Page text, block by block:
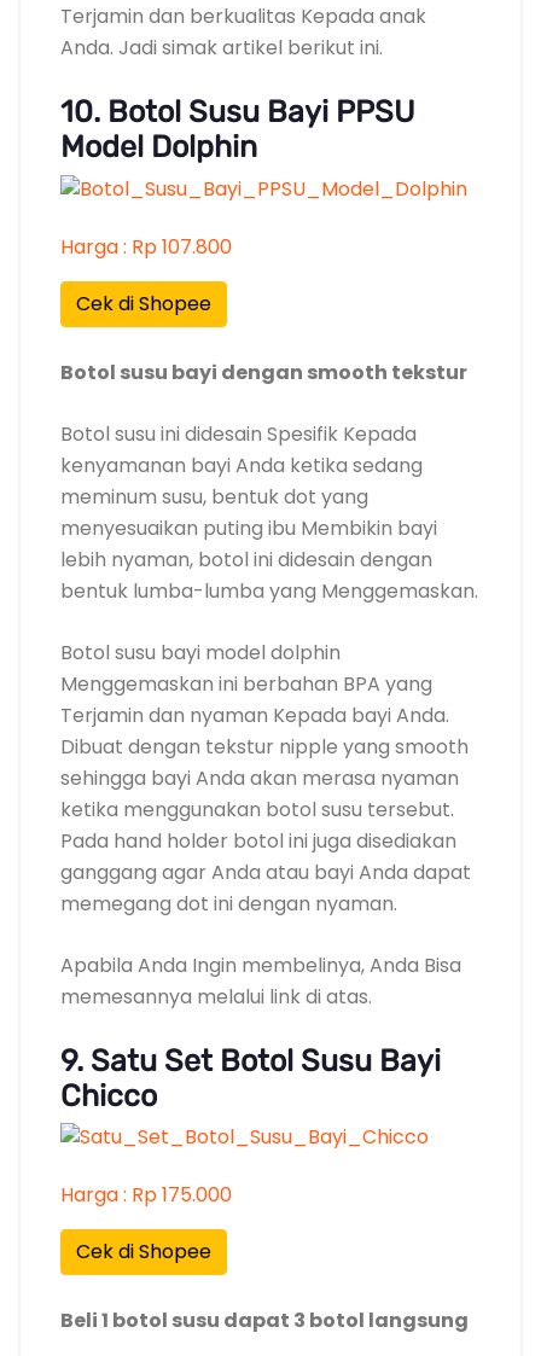
Terjamin dan berkualitas Kepada anak
Anda. Jadi simak artikel berikut ini.
10. Botol Susu Bayi PPSU
Model Dolphin
Harga : Rp 107.800
Cek di Shopee
Botol susu bayi dengan smooth tekstur
Botol susu ini didesain Spesifik Kepada
kenyamanan bayi Anda ketika sedang
meminum susu, bentuk dot yang
menyesuaikan puting ibu Membikin bayi
lebih nyaman, botol ini didesain dengan
bentuk lumba-lumba yang Menggemaskan.
Botol susu bayi model dolphin
Menggemaskan ini berbahan BPA yang
Terjamin dan nyaman Kepada bayi Anda.
Dibuat dengan tekstur nipple yang smooth
sehingga bayi Anda akan merasa nyaman
ketika menggunakan botol susu tersebut.
Pada hand holder botol ini juga disediakan
ganggang agar Anda atau bayi Anda dapat
memegang dot ini dengan nyaman.
Apabila Anda Ingin membelinya, Anda Bisa
memesannya melalui link di atas.
9. Satu Set Botol Susu Bayi
Chicco
Harga : Rp 175.000
Cek di Shopee
Beli 1 botol susu dapat 3 botol langsung